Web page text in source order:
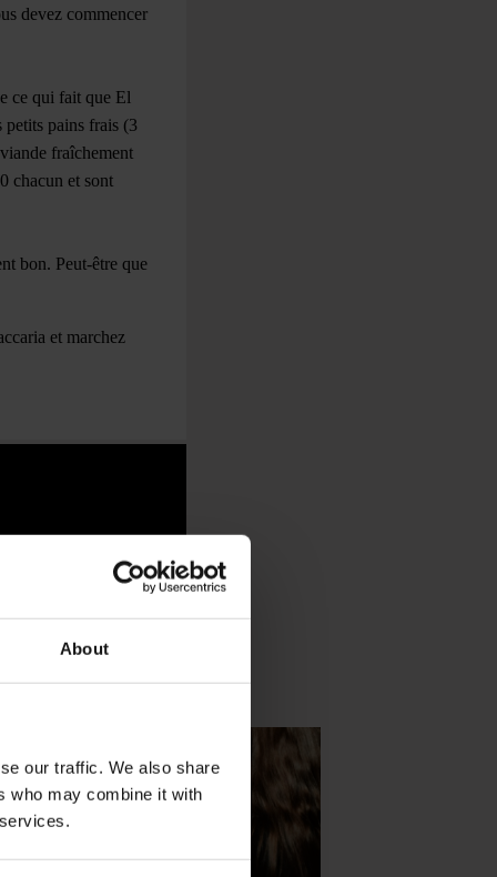
About
our traffic. We also share
who may combine it with
devez commencer
ce qui fait que El
petits pains frais (3
fraîchement
chacun et sont
bon. Peut-être que
et marchez